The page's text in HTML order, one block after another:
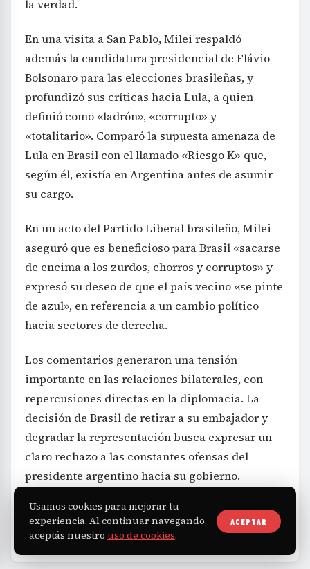
Bolsonaro para las elecciones brasileñas, y
profundizó sus críticas hacia Lula, a quien
definió como «ladrón», «corrupto» y
«totalitario». Comparó la supuesta amenaza de
Lula en Brasil con el llamado «Riesgo K» que,
según él, existía en Argentina antes de asumir
su cargo.
En un acto del Partido Liberal brasileño, Milei
de encima a los zurdos, chorros y corruptos» y
expresó su deseo de que el país vecino «se pinte
de azul», en referencia a un cambio político
hacia sectores de derecha.
Los comentarios generaron una tensión
repercusiones directas en la diplomacia. La
decisión de Brasil de retirar a su embajador y
degradar la representación busca expresar un
claro rechazo a las constantes ofensas del
presidente argentino hacia su gobierno.
Usamos cookies para mejorar tu
experiencia. Al continuar navegando,
aceptás nuestro uso de cookies.
ACEPTAR